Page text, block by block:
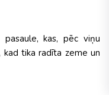
kas, pēc viņu
tika radīta zeme un